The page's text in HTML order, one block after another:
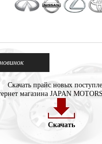
Скачать прайс новых
магазина JAPAN
Скачать